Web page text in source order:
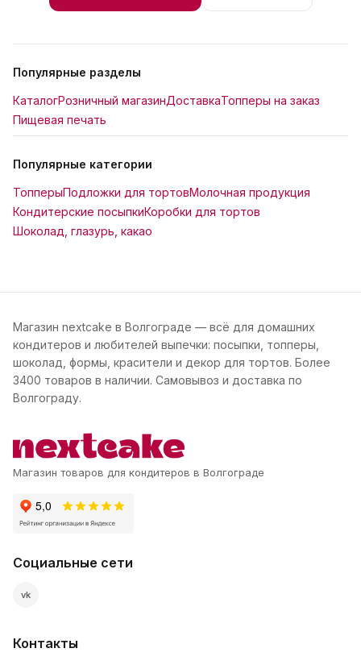
Популярные разделы
КаталогРозничный магазинДоставкаТопперы на заказ
Пищевая печать
Популярные категории
ТопперыПодложки для тортовМолочная продукция
Кондитерские посыпкиКоробки для тортов
Шоколад, глазурь, какао
Магазин nextcake в Волгограде — всё для домашних
кондитеров и любителей выпечки: посыпки, топперы,
шоколад, формы, красители и декор для тортов. Более
3400 товаров в наличии. Самовывоз и доставка по
Волгограду.
Магазин товаров для кондитеров в Волгограде
Социальные сети
vk
Контакты